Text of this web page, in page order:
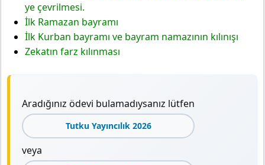
ye çevrilmesi.
İlk Ramazan bayramı
İlk Kurban bayramı ve bayram namazının kılınışı
Zekatın farz kılınması
Aradığınız ödevi bulamadıysanız lütfen
Tutku Yayıncılık 2026
veya